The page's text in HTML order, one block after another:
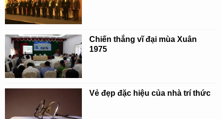
Chiến thắng vĩ đại mùa Xuân
1975
Vẻ đẹp đặc hiệu của nhà trí thức